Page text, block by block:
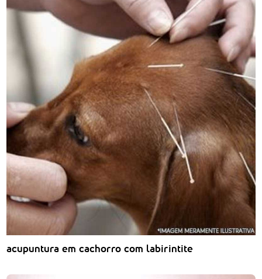
acupuntura em cachorro com labirintite